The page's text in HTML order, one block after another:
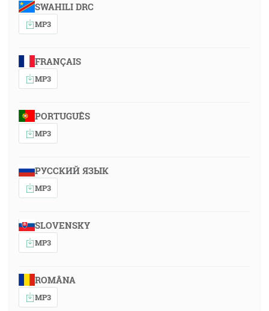
SWAHILI DRC
MP3
FRANÇAIS
MP3
PORTUGUÊS
MP3
РУССКИЙ ЯЗЫК
MP3
SLOVENSKY
MP3
ROMÂNA
MP3